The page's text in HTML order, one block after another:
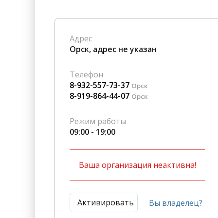
Бытовые услуги
Адрес
Орск, адрес не указан
Телефон
8-932-557-73-37 Орск
8-919-864-44-07 Орск
Режим работы
09:00 - 19:00
Ваша организация неактивна!
Активировать Вы владелец?